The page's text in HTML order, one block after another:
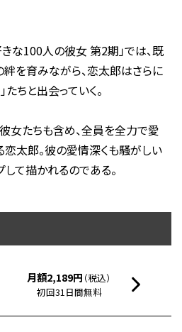
な100人の彼女 第2期」では、既
を育みながら、恋太郎はさらに
ちと出会っていく。
女たちも含め、全員を全力で愛
恋太郎。彼の愛情深くも騒がしい
して描かれるのである。
月額2,189円 （税込）
初回31日間無料